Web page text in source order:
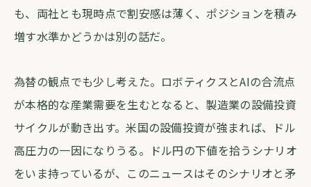
も、両社とも現時点で割安感は薄く、ポジションを積み
増す水準かどうかは別の話だ。
為替の観点でも少し考えた。ロボティクスとAIの合流点
が本格的な産業需要を生むとなると、製造業の設備投資
サイクルが動き出す。米国の設備投資が強まれば、ドル
高圧力の一因になりうる。ドル円の下値を拾うシナリオ
をいま持っているが、このニュースはそのシナリオと矛